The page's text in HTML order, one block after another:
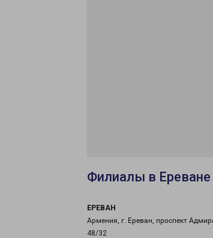
Филиалы в Ереване
ЕРЕВАН
Армения, г. Ереван, проспект
48/32